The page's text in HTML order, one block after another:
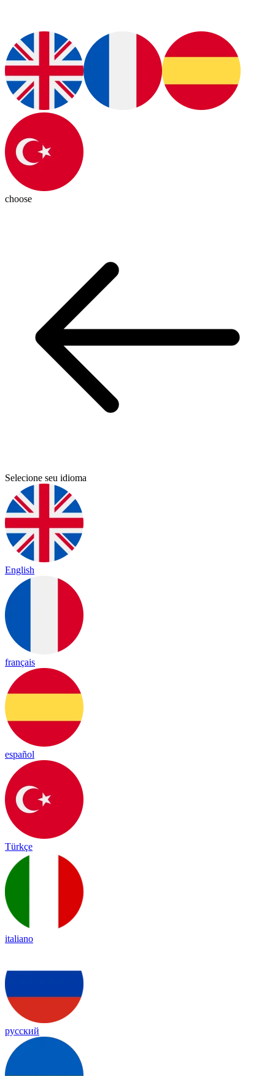
choose
Selecione seu idioma
English
français
español
Türkçe
italiano
русский